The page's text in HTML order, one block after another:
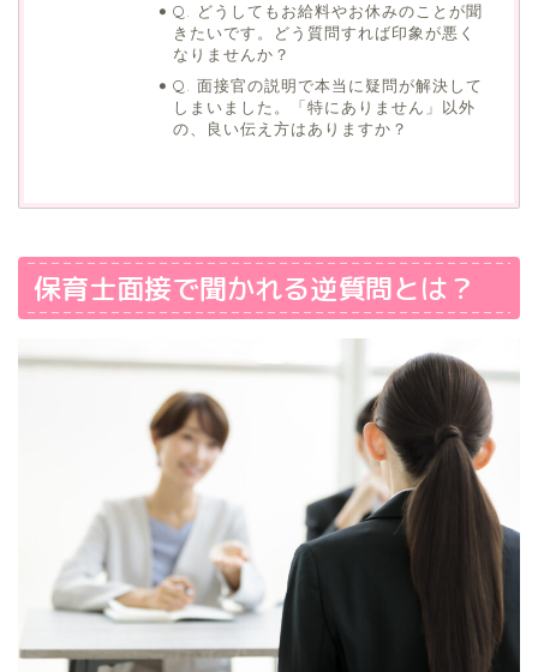
Q. どうしてもお給料やお休みのことが聞
きたいです。どう質問すれば印象が悪く
なりませんか？
Q. 面接官の説明で本当に疑問が解決して
しまいました。「特にありません」以外
の、良い伝え方はありますか？
保育士面接で聞かれる逆質問とは？